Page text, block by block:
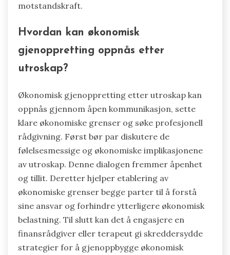
motstandskraft.
Hvordan kan økonomisk
gjenoppretting oppnås etter
utroskap?
Økonomisk gjenoppretting etter utroskap kan
oppnås gjennom åpen kommunikasjon, sette
klare økonomiske grenser og søke profesjonell
rådgivning. Først bør par diskutere de
følelsesmessige og økonomiske implikasjonene
av utroskap. Denne dialogen fremmer åpenhet
og tillit. Deretter hjelper etablering av
økonomiske grenser begge parter til å forstå
sine ansvar og forhindre ytterligere økonomisk
belastning. Til slutt kan det å engasjere en
finansrådgiver eller terapeut gi skreddersydde
strategier for å gjenoppbygge økonomisk